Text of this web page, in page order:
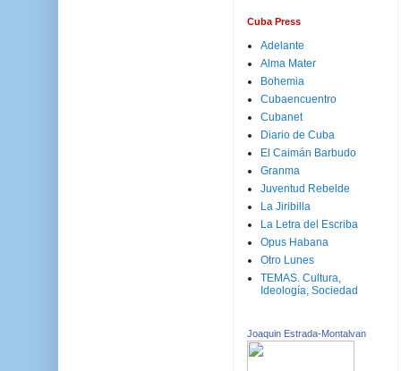
Cuba Press
Adelante
Alma Mater
Bohemia
Cubaencuentro
Cubanet
Diario de Cuba
El Caimán Barbudo
Granma
Juventud Rebelde
La Jiribilla
La Letra del Escriba
Opus Habana
Otro Lunes
TEMAS. Cultura,
Ideología, Sociedad
Joaquin Estrada-Montalvan